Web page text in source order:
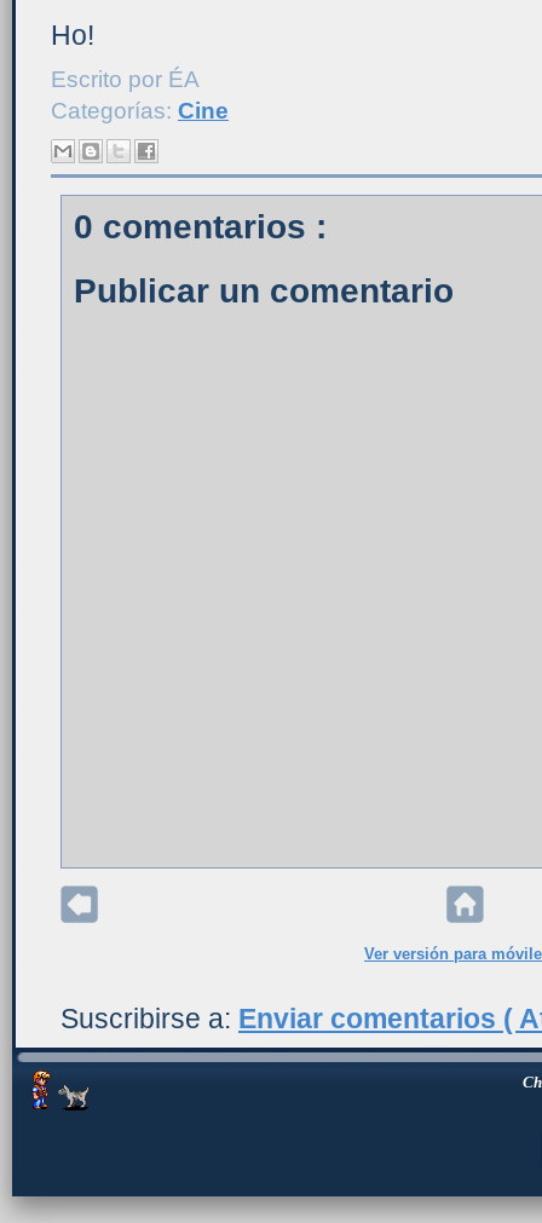
Ho!
Escrito por ÉA
Categorías: Cine
0 comentarios :
Publicar un comentario
Ver versión para
Suscribirse a: Enviar comentarios (